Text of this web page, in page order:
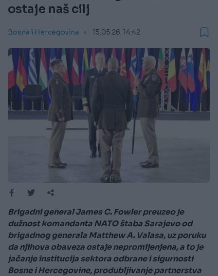
ostaje naš cilj
Bosna i Hercegovina 15.05.26. 14:42
Brigadni general James C. Fowler preuzeo je
dužnost komandanta NATO štaba Sarajevo od
brigadnog generala Matthew A. Valasa, uz poruku
da njihova obaveza ostaje nepromijenjena, a to je
jačanje institucija sektora odbrane i sigurnosti
Bosne i Hercegovine, produbljivanje partnerstva